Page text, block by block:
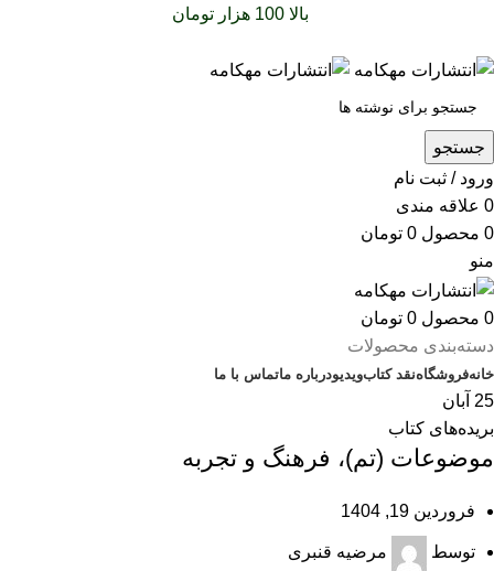
بالا 100 هزار تومان
جستجو
ورود / ثبت نام
0 علاقه مندی
0 محصول 0 تومان
منو
0 محصول 0 تومان
دسته‌بندی محصولات
خانهفروشگاهنقد کتابویدیودرباره‌ ماتماس با ما
25 آبان
بریده‌های کتاب
موضوعات (تم)، فرهنگ و تجربه
فروردین 19, 1404
توسط مرضیه قنبری